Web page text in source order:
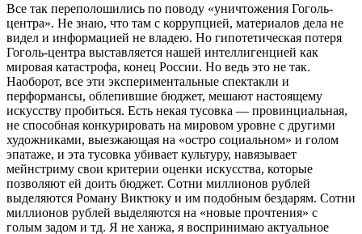
Все так переполошились по поводу «уничтожения Гоголь-
центра». Не знаю, что там с коррупцией, материалов дела не
видел и информацией не владею. Но гипотетическая потеря
Гоголь-центра выставляется нашей интеллигенцией как
мировая катастрофа, конец России. Но ведь это не так.
Наоборот, все эти экспериментальные спектакли и
перформансы, облепившие бюджет, мешают настоящему
искусству пробиться. Есть некая тусовка — провинциальная,
не способная конкурировать на мировом уровне с другими
художниками, выезжающая на «остро социальном» и голом
эпатаже, и эта тусовка убивает культуру, навязывает
мейнстриму свои критерии оценки искусства, которые
позволяют ей доить бюджет. Сотни миллионов рублей
выделяются Роману Виктюку и им подобным бездарям. Сотни
миллионов рублей выделяются на «новые прочтения» с
голым задом и тд. Я не ханжа, я воспринимаю актуальное